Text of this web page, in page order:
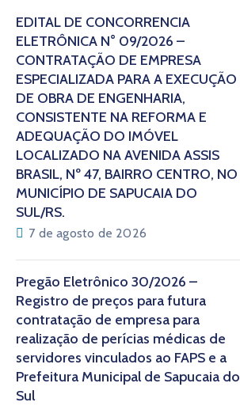
EDITAL DE CONCORRÊNCIA
ELETRÔNICA N° 09/2026 –
CONTRATAÇÃO DE EMPRESA
ESPECIALIZADA PARA A EXECUÇÃO
DE OBRA DE ENGENHARIA,
CONSISTENTE NA REFORMA E
ADEQUAÇÃO DO IMÓVEL
LOCALIZADO NA AVENIDA ASSIS
BRASIL, Nº 47, BAIRRO CENTRO, NO
MUNICÍPIO DE SAPUCAIA DO
SUL/RS.
7 de agosto de 2026
Pregão Eletrônico 30/2026 –
Registro de preços para futura
contratação de empresa para
realização de perícias médicas de
servidores vinculados ao FAPS e a
Prefeitura Municipal de Sapucaia do
Sul